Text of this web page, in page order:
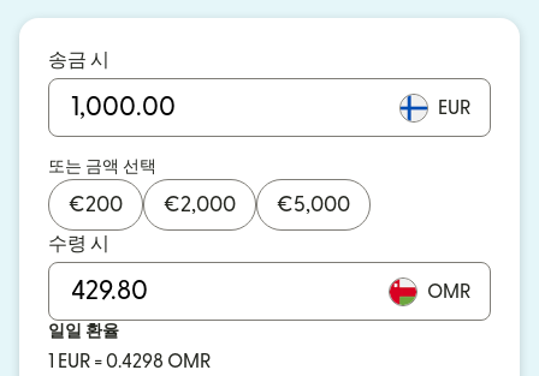
송금 시
EUR
또는 금액 선택
€200 €2,000 €5,000
수령 시
OMR
일일 환율
1 EUR = 0.4298 OMR